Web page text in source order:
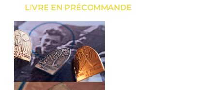
LIVRE EN PRÉCOMMANDE